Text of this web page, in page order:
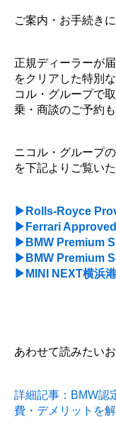
ご案内・お手続き
正規ディーラーが
をクリアした特別
コル・グループで
乗・商談のご予約
ニコル・グループ
を下記よりご覧いた
▶Rolls-Royce
▶Ferrari Approved
▶BMW Premium
▶BMW Premium
▶MINI NEXT横浜
あわせて読みたい
詳細記事：BMW認
費・デメリットを